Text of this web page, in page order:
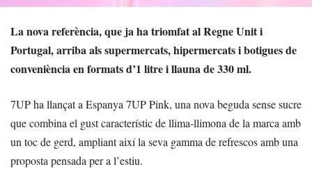
La nova referència, que ja ha triomfat al Regne Unit i
Portugal, arriba als supermercats, hipermercats i botigues de
conveniència en formats d’1 litre i llauna de 330 ml.
7UP ha llançat a Espanya 7UP Pink, una nova beguda sense sucre
que combina el gust característic de llima-llimona de la marca amb
un toc de gerd, ampliant així la seva gamma de refrescos amb una
proposta pensada per a l’estiu.